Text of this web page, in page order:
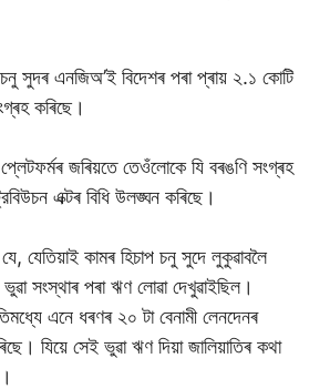
সুদৰ এনজিঅ’ই বিদেশৰ পৰা প্ৰায় ২.১ কোটি
কৰিছে।
প্লেটফৰ্মৰ জৰিয়তে তেওঁলোকে যি বৰঙণি সংগ্ৰহ
এক্টৰ বিধি উলঙ্ঘন কৰিছে।
যেতিয়াই কামৰ হিচাপ চনু সুদে লুকুৱাবলৈ
সংস্থাৰ পৰা ঋণ লোৱা দেখুৱাইছিল।
এনে ধৰণৰ ২০ টা বেনামী লেনদেনৰ
যিয়ে সেই ভুৱা ঋণ দিয়া জালিয়াতিৰ কথা